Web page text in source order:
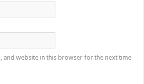
and website in this browser for the next time